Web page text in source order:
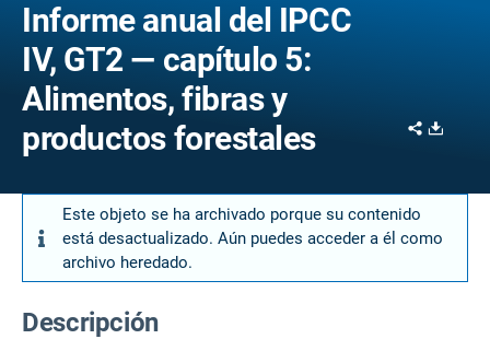
Informe anual del IPCC
IV, GT2 — capítulo 5:
Alimentos, fibras y
productos forestales
Share
Este objeto se ha archivado porque su contenido
está desactualizado. Aún puedes acceder a él como
archivo heredado.
Descripción